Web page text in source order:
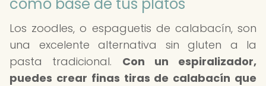
Los zoodles, o espaguetis de calabacín, son
una excelente alternativa sin gluten a la
pasta tradicional. Con un espiralizador,
puedes crear finas tiras de calabacín que